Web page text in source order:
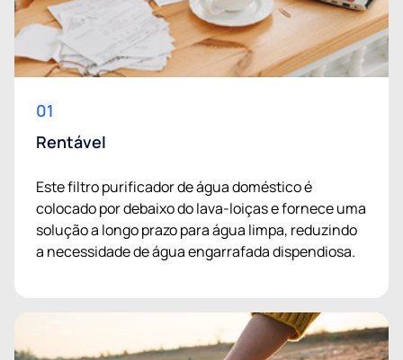
01
Rentável
Este filtro purificador de água doméstico é
colocado por debaixo do lava-loiças e fornece uma
solução a longo prazo para água limpa, reduzindo
a necessidade de água engarrafada dispendiosa.